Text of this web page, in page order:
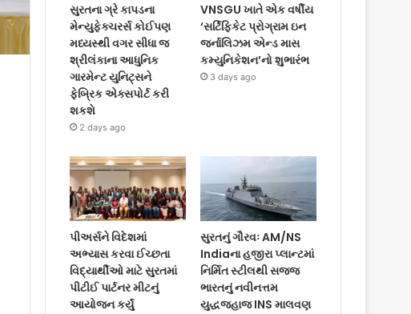
સુરતના ગ્રે કાપડના
મેન્યુફેક્ચરર્સ કોઈપણ
મધ્યસ્થી વગર સીધા જ
શ્રીલંકાના આધુનિક
ગારમેન્ટ યુનિટ્સને
ફેબ્રિક એક્સપોર્ટ કરી
શકશે
2 days ago
VNSGU ખાતે એક વર્ષીય
‘સર્ટિફિકેટ પ્રોગ્રામ ઇન
જર્નાલિઝમ એન્ડ માસ
કમ્યુનિકેશન’નો શુભારંભ
3 days ago
પીઅર્સને વિદેશમાં
અભ્યાસ કરવા ઈચ્છતા
વિદ્યાર્થીઓ માટે સુરતમાં
પીટીઈ પાર્ટનર મીટનું
આયોજન કર્યું
સુરતનું ગૌરવઃ AM/NS
Indiaના હજીરા પ્લાન્ટમાં
નિર્મિત સ્ટીલથી સજ્જ
ભારતનું નવીનત્તમ
યુદ્ધજહાજ INS માલવણ